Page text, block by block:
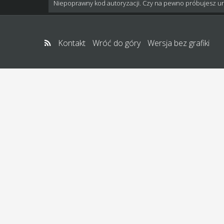
Niepoprawny kod autoryzacji. Czy na pewno próbujesz
Kontakt Wróć do góry Wersja bez grafiki